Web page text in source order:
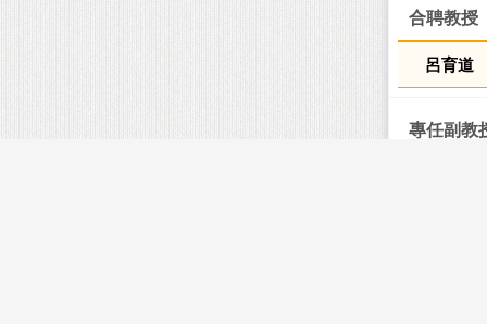
合聘教授
呂育道
專任副教